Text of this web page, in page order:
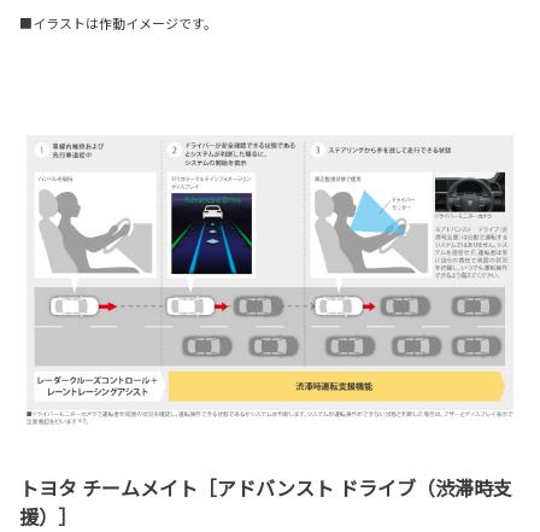
■イラストは作動イメージです。
トヨタ チームメイト［アドバンスト ドライブ（渋滞時支
援）］